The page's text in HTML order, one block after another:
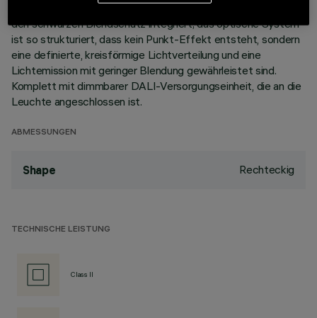
metallisiertem Thermoplast, in zurückgesetzter Position in
den schwarzen Blendschutz integriert; das optische System
ist so strukturiert, dass kein Punkt-Effekt entsteht, sondern
eine definierte, kreisförmige Lichtverteilung und eine
Lichtemission mit geringer Blendung gewährleistet sind.
Komplett mit dimmbarer DALI-Versorgungseinheit, die an die
Leuchte angeschlossen ist.
ABMESSUNGEN
Shape Rechteckig
TECHNISCHE LEISTUNG
Class II